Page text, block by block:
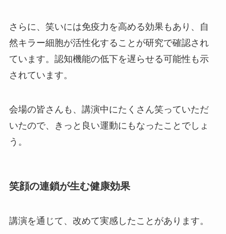
さらに、笑いには免疫力を高める効果もあり、自
然キラー細胞が活性化することが研究で確認され
ています。認知機能の低下を遅らせる可能性も示
されています。
会場の皆さんも、講演中にたくさん笑っていただ
いたので、きっと良い運動にもなったことでしょ
う。
笑顔の連鎖が生む健康効果
講演を通じて、改めて実感したことがあります。